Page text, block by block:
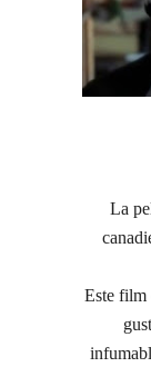
La
Este film